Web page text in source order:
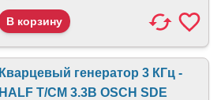
Кварцевый генератор 3 КГц -
HALF T/CM 3.3В OSCH SDE